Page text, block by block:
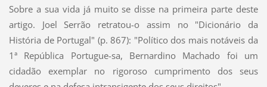
Sobre a sua vida já muito se disse na primeira parte deste
artigo. Joel Serrão retratou-o assim no "Dicionário da
História de Portugal" (p. 867): "Político dos mais notáveis da
1ª República Portugue-sa, Bernardino Machado foi um
cidadão exemplar no rigoroso cumprimento dos seus